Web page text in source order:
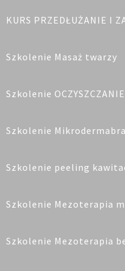
KURS PRZEDŁUŻANIE I
Szkolenie Masaż twarzy
Szkolenie
Szkolenie
Szkolenie peeling
Szkolenie Mezoterapia
Szkolenie Mezoterapia